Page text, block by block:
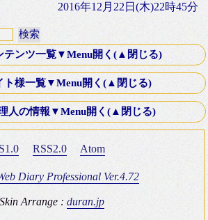
2016年12月22日(木)22時45分
テンツ一覧▼Menu開く(▲閉じる)
！」K氏より寄稿
Songシリーズ
乗って 2003年
10 青木が原樹海・夜の国道139号線
その8 僕はブッシュマン＾＾
ト様一覧▼Menu開く(▲閉じる)
会
Square
ド）のHP
人の情報▼Menu開く(▲閉じる)
duran.jp管理人の情報
RSS2.0 Atom
Diary Professional Ver.4.72
Skin Arrange :duran.jp